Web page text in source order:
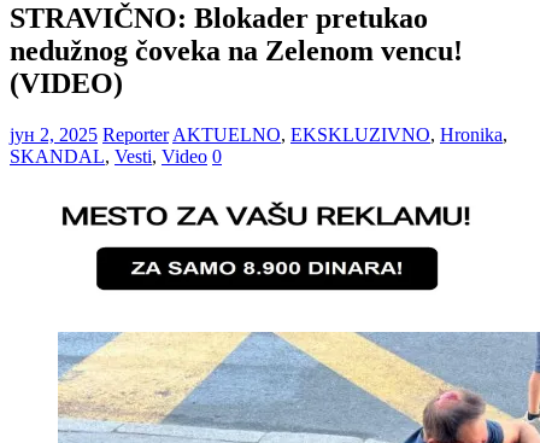
STRAVIČNO: Blokader pretukao
nedužnog čoveka na Zelenom vencu!
(VIDEO)
јун 2, 2025 Reporter AKTUELNO, EKSKLUZIVNO, Hronika,
SKANDAL, Vesti, Video 0